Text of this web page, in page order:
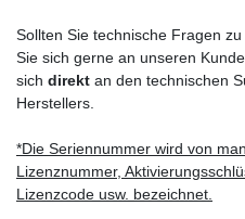
Sollten Sie technische Fragen
Sie sich gerne an unseren
sich direkt an den technischen
Herstellers.
*Die Seriennummer wird von
Lizenznummer,
Lizenzcode usw. bezeichnet.